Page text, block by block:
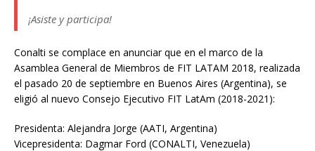
¡Asiste y participa!
Conalti se complace en anunciar que en el marco de la
Asamblea General de Miembros de FIT LATAM 2018, realizada
el pasado 20 de septiembre en Buenos Aires (Argentina), se
eligió al nuevo Consejo Ejecutivo FIT LatAm (2018-2021):
Presidenta: Alejandra Jorge (AATI, Argentina)
Vicepresidenta: Dagmar Ford (CONALTI, Venezuela)